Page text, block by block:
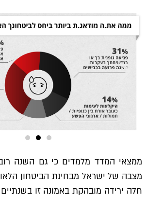
ממצאי המדד מלמדים כי גם השנה רוב
מצבה של ישראל מבחינת הביטחון
חלה ירידה מובהקת באמונה זו